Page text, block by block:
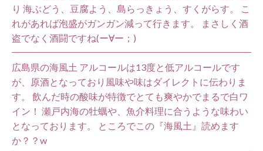
り 海ぶどう、豆腐よう、島らっきょう、すくがらす。 こ
れがあれば泡盛がガンガン減って行きます。 まさしく酒
盗でなく酒闘ですね(ー∀ー；)
広島県の海風土 アルコールは13度と低アルコールです
が、原酒となっており風味や味はダイレクトに伝わりま
す。 飲んだ時の酸味が特徴でとても爽やかでまるで白ワ
イン！ 瀬戸内海の牡蠣や、魚介料理に合うような味わい
となっております。 ところでこの『海風土』読めます
か？？w